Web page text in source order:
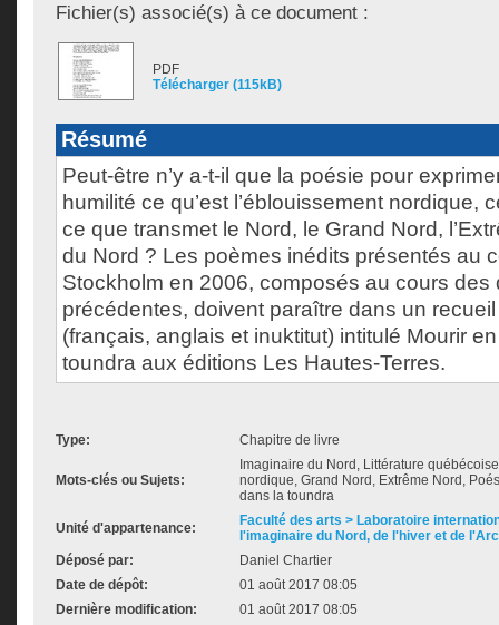
Fichier(s) associé(s) à ce document :
PDF
Télécharger (115kB)
Résumé
Peut-être n’y a-t-il que la poésie pour
humilité ce qu’est l’éblouissement nordique,
ce que transmet le Nord, le Grand Nord,
du Nord ? Les poèmes inédits présentés au
Stockholm en 2006, composés au cours des
précédentes, doivent paraître dans un
(français, anglais et inuktitut) intitulé Mourir
toundra aux éditions Les Hautes-Terres.
Type: Chapitre de livre
Mots-clés ou Sujets:
Imaginaire du Nord, Littérature
nordique, Grand Nord, Extrême Nord,
dans la toundra
Unité d'appartenance:
Faculté des arts > Laboratoire
l'imaginaire du Nord, de l'hiver et de
Déposé par:
Daniel Chartier
Date de dépôt:
01 août 2017 08:05
Dernière modification:
01 août 2017 08:05